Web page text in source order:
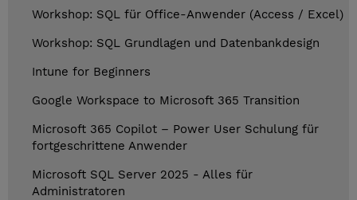
Workshop: SQL für Office-Anwender (Access / Excel)
Workshop: SQL Grundlagen und Datenbankdesign
Intune for Beginners
Google Workspace to Microsoft 365 Transition
Microsoft 365 Copilot – Power User Schulung für
fortgeschrittene Anwender
Microsoft SQL Server 2025 - Alles für
Administratoren